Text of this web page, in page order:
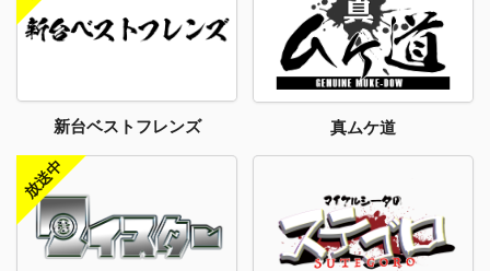
新台ベストフレンズ 真ムケ道